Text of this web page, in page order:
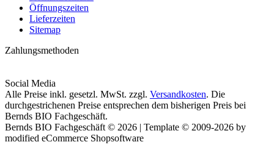
Öffnungszeiten
Lieferzeiten
Sitemap
Zahlungsmethoden
Social Media
Alle Preise inkl. gesetzl. MwSt. zzgl. Versandkosten. Die
durchgestrichenen Preise entsprechen dem bisherigen Preis bei
Bernds BIO Fachgeschäft.
Bernds BIO Fachgeschäft © 2026 | Template © 2009-2026 by
modified eCommerce Shopsoftware